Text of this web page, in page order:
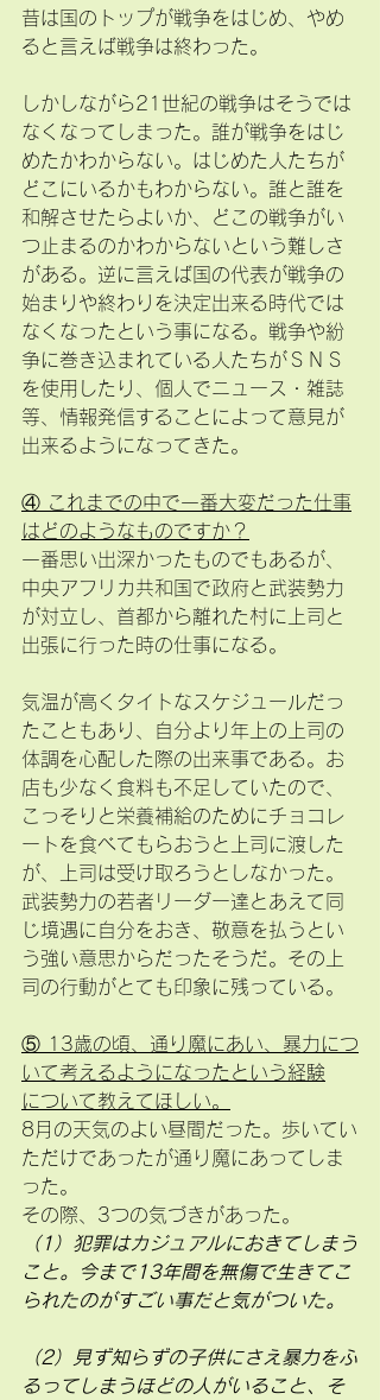
昔は国のトップが戦争をはじめ、やめ
ると言えば戦争は終わった。
しかしながら21世紀の戦争はそうでは
なくなってしまった。誰が戦争をはじ
めたかわからない。はじめた人たちが
どこにいるかもわからない。誰と誰を
和解させたらよいか、どこの戦争がい
つ止まるのかわからないという難しさ
がある。逆に言えば国の代表が戦争の
始まりや終わりを決定出来る時代では
なくなったという事になる。戦争や紛
争に巻き込まれている人たちがＳＮＳ
を使用したり、個人でニュース・雑誌
等、情報発信することによって意見が
出来るようになってきた。
④ これまでの中で一番大変だった仕事
はどのようなものですか？
一番思い出深かったものでもあるが、
中央アフリカ共和国で政府と武装勢力
が対立し、首都から離れた村に上司と
出張に行った時の仕事になる。
気温が高くタイトなスケジュールだっ
たこともあり、自分より年上の上司の
体調を心配した際の出来事である。お
店も少なく食料も不足していたので、
こっそりと栄養補給のためにチョコレ
ートを食べてもらおうと上司に渡した
が、上司は受け取ろうとしなかった。
武装勢力の若者リーダー達とあえて同
じ境遇に自分をおき、敬意を払うとい
う強い意思からだったそうだ。その上
司の行動がとても印象に残っている。
⑤ 13歳の頃、通り魔にあい、暴力につ
いて考えるようになったという経験
について教えてほしい。
8月の天気のよい昼間だった。歩いてい
ただけであったが通り魔にあってしま
った。
その際、3つの気づきがあった。
（1）犯罪はカジュアルにおきてしまう
こと。今まで13年間を無傷で生きてこ
られたのがすごい事だと気がついた。
（2）見ず知らずの子供にさえ暴力をふ
るってしまうほどの人がいること、そ